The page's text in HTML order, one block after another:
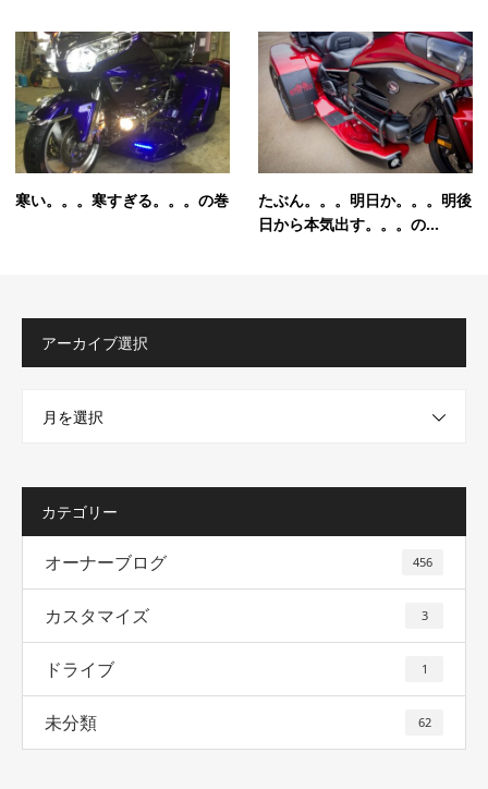
寒い。。。寒すぎる。。。の巻
たぶん。。。明日か。。。明後
日から本気出す。。。の...
アーカイブ選択
月を選択
カテゴリー
オーナーブログ 456
カスタマイズ 3
ドライブ 1
未分類 62